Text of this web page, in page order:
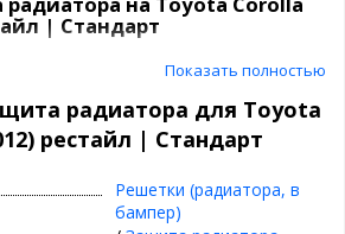
| Стандарт
Corolla (2010-2012) рестайл защитит
камней, мусора и выглядит
Показать полностью
радиатора для Toyota
рестайл | Стандарт
Решетки (радиатора, в
бампер)